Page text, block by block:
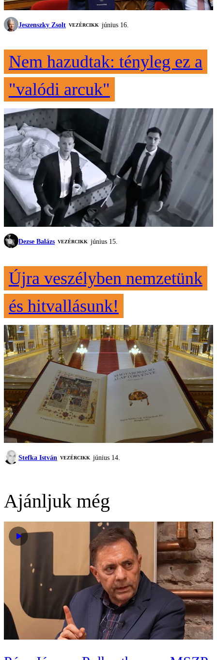
Jeszenszky Zsolt VEZÉRCIKK június 16.
Nem hazudtak: tényleg ez a
"valódi arcuk"
Dezse Balázs VEZÉRCIKK június 15.
Újra veszélyben nemzetünk
és hitvallásunk!
Stefka István VEZÉRCIKK június 14.
Ajánljuk még